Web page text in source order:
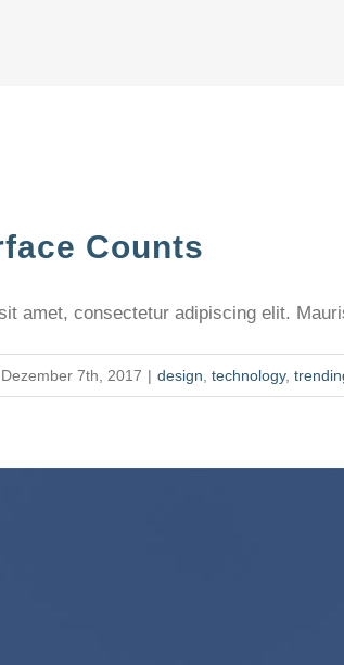
Counts
amet, consectetur adipiscing elit.
Dezember 7th, 2017 | design technology,